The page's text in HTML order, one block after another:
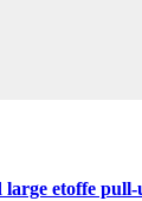
large etoffe pull-